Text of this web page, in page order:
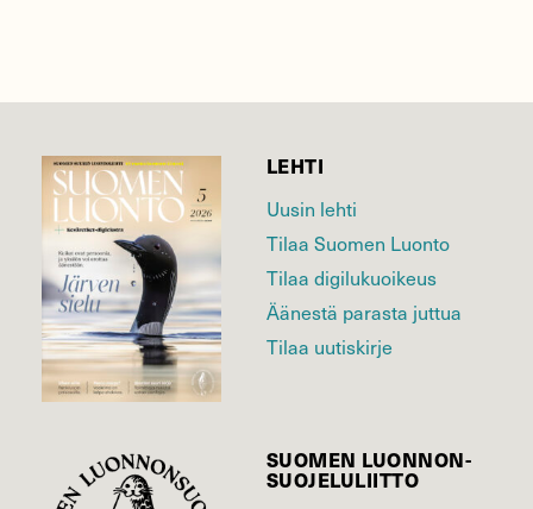
LEHTI
Uusin lehti
Tilaa Suomen Luonto
Tilaa digilukuoikeus
Äänestä parasta juttua
Tilaa uutiskirje
SUOMEN LUONNON­
SUOJELU­LIITTO